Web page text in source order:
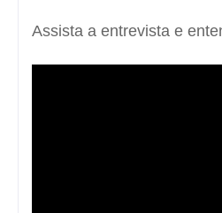
Assista a entrevista e